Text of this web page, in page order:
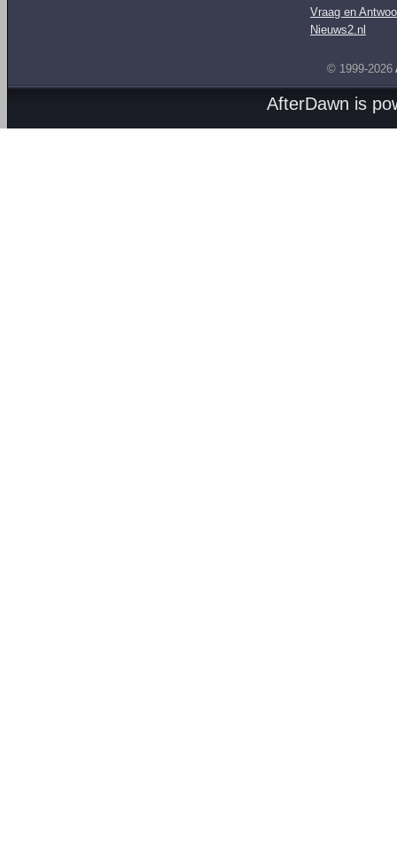
Vraag en
Nieuws2.nl
© 1999-2026
AfterDawn is